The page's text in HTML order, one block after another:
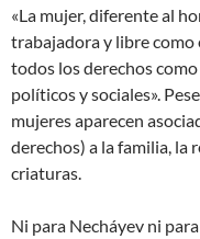
«La mujer, diferente al
trabajadora y libre como
todos los derechos
políticos y sociales».
mujeres aparecen
derechos) a la familia, la
criaturas.
Ni para Necháyev ni